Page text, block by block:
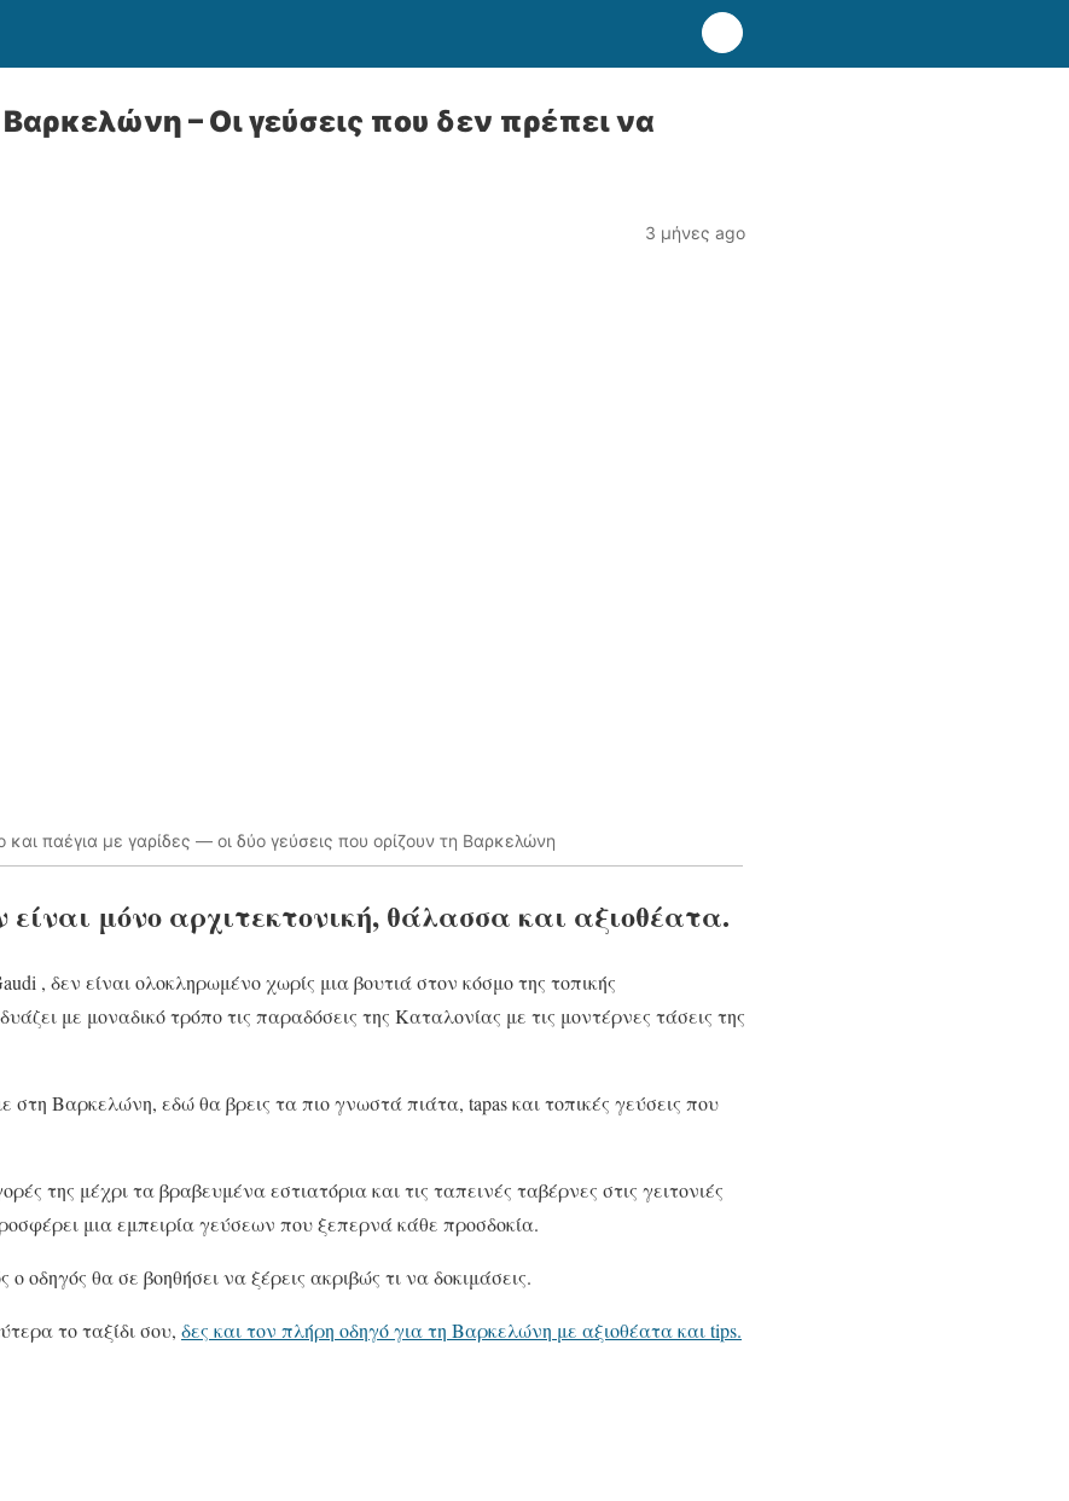
– Οι γεύσεις που δεν πρέπει να
3 μήνες ago
παέγια με γαρίδες — οι δύο γεύσεις που ορίζουν τη Βαρκελώνη
μόνο αρχιτεκτονική, θάλασσα και αξιοθέατα.
, δεν είναι ολοκληρωμένο χωρίς μια βουτιά στον κόσμο της τοπικής
με μοναδικό τρόπο τις παραδόσεις της Καταλονίας με τις μοντέρνες τάσεις της
Βαρκελώνη, εδώ θα βρεις τα πιο γνωστά πιάτα, tapas και τοπικές γεύσεις που
της μέχρι τα βραβευμένα εστιατόρια και τις ταπεινές ταβέρνες στις γειτονιές
μια εμπειρία γεύσεων που ξεπερνά κάθε προσδοκία.
ο οδηγός θα σε βοηθήσει να ξέρεις ακριβώς τι να δοκιμάσεις.
το ταξίδι σου, δες και τον πλήρη οδηγό για τη Βαρκελώνη με αξιοθέατα και tips.